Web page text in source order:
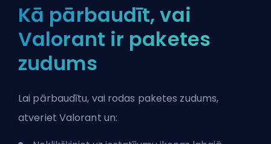
Kā pārbaudīt, vai
Valorant ir paketes
zudums
Lai pārbaudītu, vai rodas paketes zudums,
atveriet Valorant un: